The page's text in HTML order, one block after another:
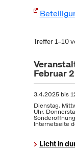
Treffer 1–10
Februar
3.4.2025bis
Dienstag,
Uhr,
Internetseite
Licht in